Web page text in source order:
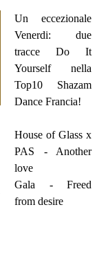
Un eccezionale
Venerdi: due
tracce Do It
Yourself nella
Top10 Shazam
Dance Francia!
House of Glass x
PAS - Another
love
Gala - Freed
from desire